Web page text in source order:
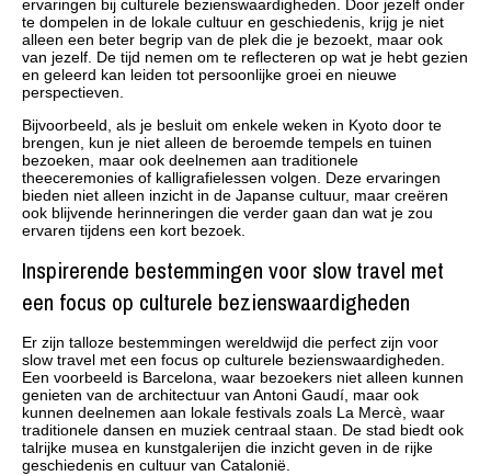
ervaringen bij culturele bezienswaardigheden. Door jezelf onder
te dompelen in de lokale cultuur en geschiedenis, krijg je niet
alleen een beter begrip van de plek die je bezoekt, maar ook
van jezelf. De tijd nemen om te reflecteren op wat je hebt gezien
en geleerd kan leiden tot persoonlijke groei en nieuwe
perspectieven.
Bijvoorbeeld, als je besluit om enkele weken in Kyoto door te
brengen, kun je niet alleen de beroemde tempels en tuinen
bezoeken, maar ook deelnemen aan traditionele
theeceremonies of kalligrafielessen volgen. Deze ervaringen
bieden niet alleen inzicht in de Japanse cultuur, maar creëren
ook blijvende herinneringen die verder gaan dan wat je zou
ervaren tijdens een kort bezoek.
Inspirerende bestemmingen voor slow travel met
een focus op culturele bezienswaardigheden
Er zijn talloze bestemmingen wereldwijd die perfect zijn voor
slow travel met een focus op culturele bezienswaardigheden.
Een voorbeeld is Barcelona, waar bezoekers niet alleen kunnen
genieten van de architectuur van Antoni Gaudí, maar ook
kunnen deelnemen aan lokale festivals zoals La Mercè, waar
traditionele dansen en muziek centraal staan. De stad biedt ook
talrijke musea en kunstgalerijen die inzicht geven in de rijke
geschiedenis en cultuur van Catalonië.